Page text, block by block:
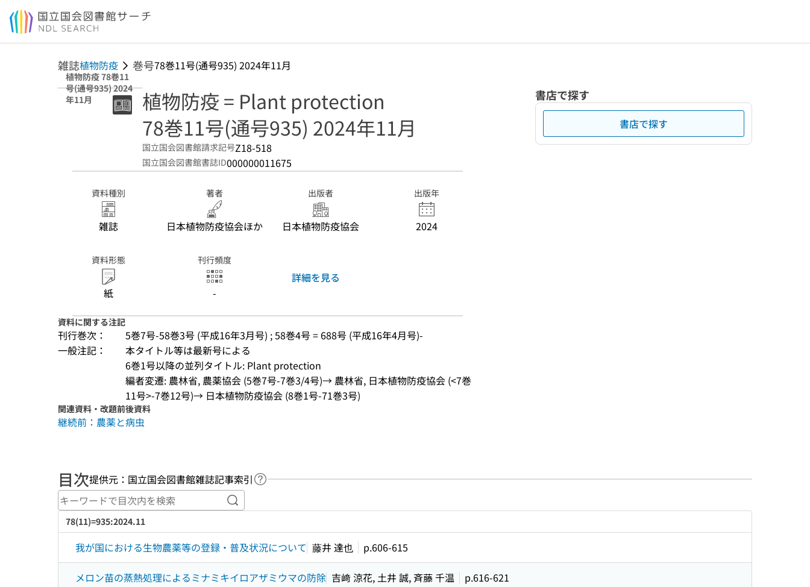
本文へ移動
雑誌植物防疫 巻号78巻11号(通号935) 2024年11月
植物防疫 78巻11
号(通号935) 2024
年11月
植物防疫 = Plant protection
78巻11号(通号935) 2024年11月
国立国会図書館請求記号Z18-518
国立国会図書館書誌ID000000011675
資料種別
雑誌
著者
日本植物防疫協会ほか
出版者
日本植物防疫協会
出版年
2024
資料形態
紙
刊行頻度
-
詳細を見る
資料に関する注記
刊行巻次：
5巻7号-58巻3号 (平成16年3月号) ; 58巻4号 = 688号 (平成16年4月号)-
一般注記：
本タイトル等は最新号による
6巻1号以降の並列タイトル: Plant protection
編者変遷: 農林省, 農薬協会 (5巻7号-7巻3/4号)→ 農林省, 日本植物防疫協会 (<7巻
11号>-7巻12号)→ 日本植物防疫協会 (8巻1号-71巻3号)
関連資料・改題前後資料
継続前：農薬と病虫
書店で探す
書店で探す
目次提供元：国立国会図書館雑誌記事索引 ヘルプページへのリンク
キーワードで目次内を検索
78(11)=935:2024.11
我が国における生物農薬等の登録・普及状況について 藤井 達也 p.606-615
メロン苗の蒸熱処理によるミナミキイロアザミウマの防除 吉﨑 涼花, 土井 誠, 斉藤 千温 p.616-621